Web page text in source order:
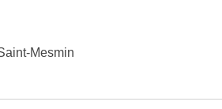
Mesmin